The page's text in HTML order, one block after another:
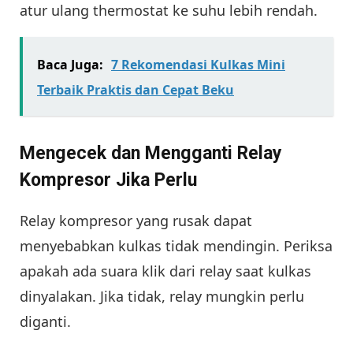
atur ulang thermostat ke suhu lebih rendah.
Baca Juga: 7 Rekomendasi Kulkas Mini
Terbaik Praktis dan Cepat Beku
Mengecek dan Mengganti Relay
Kompresor Jika Perlu
Relay kompresor yang rusak dapat
menyebabkan kulkas tidak mendingin. Periksa
apakah ada suara klik dari relay saat kulkas
dinyalakan. Jika tidak, relay mungkin perlu
diganti.